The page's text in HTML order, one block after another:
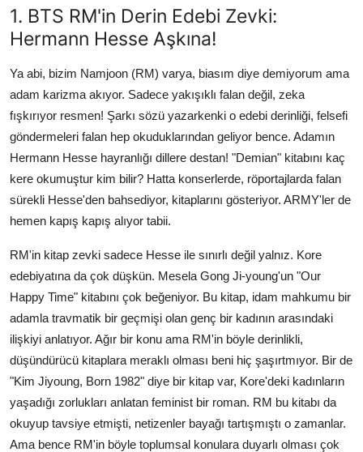
1. BTS RM'in Derin Edebi Zevki:
Hermann Hesse Aşkına!
Ya abi, bizim Namjoon (RM) varya, biasım diye demiyorum ama
adam karizma akıyor. Sadece yakışıklı falan değil, zeka
fışkırıyor resmen! Şarkı sözü yazarkenki o edebi derinliği, felsefi
göndermeleri falan hep okuduklarından geliyor bence. Adamın
Hermann Hesse hayranlığı dillere destan! "Demian" kitabını kaç
kere okumuştur kim bilir? Hatta konserlerde, röportajlarda falan
sürekli Hesse'den bahsediyor, kitaplarını gösteriyor. ARMY'ler de
hemen kapış kapış alıyor tabii.
RM'in kitap zevki sadece Hesse ile sınırlı değil yalnız. Kore
edebiyatına da çok düşkün. Mesela Gong Ji-young'un "Our
Happy Time" kitabını çok beğeniyor. Bu kitap, idam mahkumu bir
adamla travmatik bir geçmişi olan genç bir kadının arasındaki
ilişkiyi anlatıyor. Ağır bir konu ama RM'in böyle derinlikli,
düşündürücü kitaplara meraklı olması beni hiç şaşırtmıyor. Bir de
"Kim Jiyoung, Born 1982" diye bir kitap var, Kore'deki kadınların
yaşadığı zorlukları anlatan feminist bir roman. RM bu kitabı da
okuyup tavsiye etmişti, netizenler bayağı tartışmıştı o zamanlar.
Ama bence RM'in böyle toplumsal konulara duyarlı olması çok